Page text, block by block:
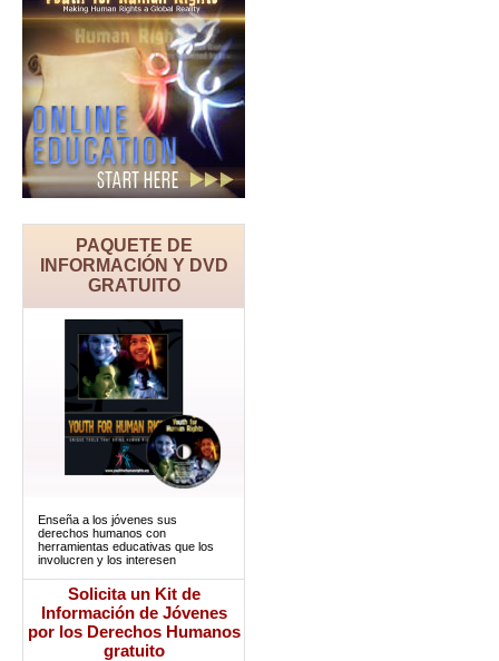
PAQUETE DE
INFORMACIÓN Y DVD
GRATUITO
Enseña a los jóvenes sus
derechos humanos con
herramientas educativas que los
involucren y los interesen
Solicita un Kit de
Información de Jóvenes
por los Derechos Humanos
gratuito